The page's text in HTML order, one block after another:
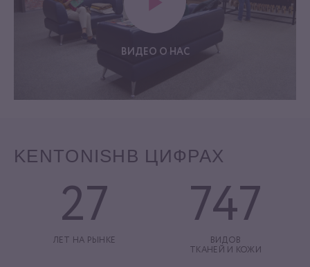
ВИДЕО О НАС
KENTONISH В ЦИФРАХ
27
ЛЕТ НА РЫНКЕ
747
ВИДОВ
ТКАНЕЙ И КОЖИ